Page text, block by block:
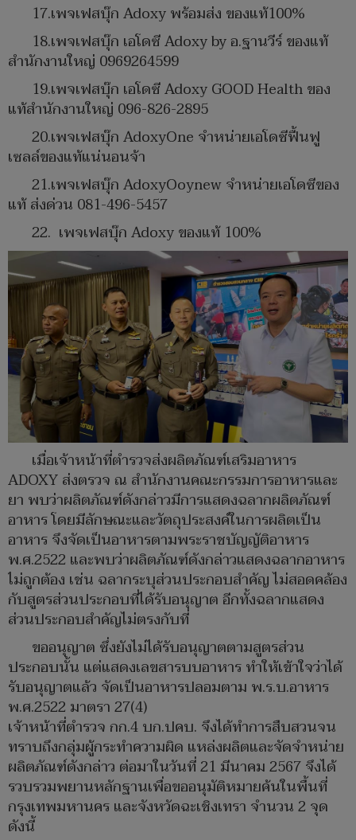
17.​เพจเฟสบุ๊ก Adoxy พร้อมส่ง ของแท้100% ​
18.​เพจเฟสบุ๊ก เอโดซี Adoxy by อ.ฐานวีร์ ของแท้
สำนักงานใหญ่ 0969264599 ​
19.​เพจเฟสบุ๊ก เอโดซี Adoxy GOOD Health ของ
แท้สำนักงานใหญ่ 096-826-2895 ​
20.​เพจเฟสบุ๊ก AdoxyOne จำหน่ายเอโดซีฟื้นฟู
เซลล์ของแท้แน่นอนจ้า
21.​เพจเฟสบุ๊ก AdoxyOoynew จำหน่ายเอโดซีของ
แท้ ส่งด่วน 081-496-5457
22. เพจเฟสบุ๊ก Adoxy ของแท้ 100%
เมื่อเจ้าหน้าที่ตำรวจส่งผลิตภัณฑ์เสริมอาหาร
ADOXY ส่งตรวจ ณ สำนักงานคณะกรรมการอาหารและ
ยา พบว่าผลิตภัณฑ์ดังกล่าวมีการแสดงฉลากผลิตภัณฑ์
อาหาร โดยมีลักษณะและวัตถุประสงค์ในการผลิตเป็น
อาหาร จึงจัดเป็นอาหารตามพระราชบัญญัติอาหาร
พ.ศ.2522 และพบว่าผลิตภัณฑ์ดังกล่าวแสดงฉลากอาหาร
ไม่ถูกต้อง เช่น ฉลากระบุส่วนประกอบสำคัญ ไม่สอดคล้อง
กับสูตรส่วนประกอบที่ได้รับอนุญาต อีกทั้งฉลากแสดง
ส่วนประกอบสำคัญไม่ตรงกับที่
ขออนุญาต ซึ่งยังไม่ได้รับอนุญาตตามสูตรส่วน
ประกอบนั้น แต่แสดงเลขสารบบอาหาร ทำให้เข้าใจว่าได้
รับอนุญาตแล้ว จัดเป็นอาหารปลอมตาม พ.ร.บ.อาหาร
พ.ศ.2522 มาตรา 27(4)
เจ้าหน้าที่ตำรวจ กก.4 บก.ปคบ. จึงได้ทำการสืบสวนจน
ทราบถึงกลุ่มผู้กระทำความผิด แหล่งผลิตและจัดจำหน่าย
ผลิตภัณฑ์ดังกล่าว ต่อมาในวันที่ 21 มีนาคม 2567 จึงได้
รวบรวมพยานหลักฐานเพื่อขออนุมัติหมายค้นในพื้นที่
กรุงเทพมหานคร และจังหวัดฉะเชิงเทรา จำนวน 2 จุด
ดังนี้